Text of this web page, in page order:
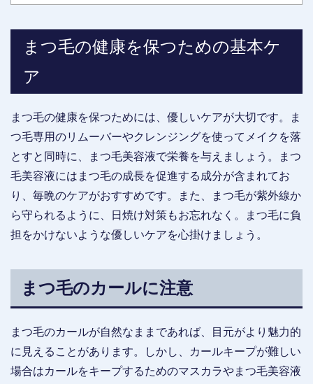
まつ毛の健康を保つための基本ケ
ア
まつ毛の健康を保つためには、優しいケアが大切です。ま
つ毛専用のリムーバーやクレンジングを使ってメイクを落
とすと同時に、まつ毛美容液で栄養を与えましょう。まつ
毛美容液にはまつ毛の成長を促進する成分が含まれてお
り、毎晩のケアがおすすめです。また、まつ毛が紫外線か
ら守られるように、日焼け対策もお忘れなく。まつ毛に負
担をかけないような優しいケアを心掛けましょう。
まつ毛のカールに注意
まつ毛のカールが自然なままであれば、目元がより魅力的
に見えることがあります。しかし、カールキープが難しい
場合はカールをキープするためのマスカラやまつ毛美容液